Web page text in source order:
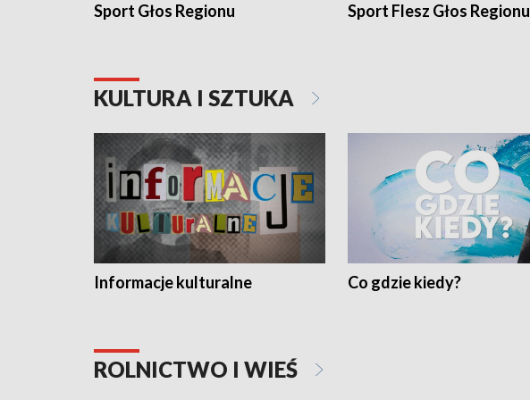
Sport Głos Regionu Sport Flesz Głos Regionu
KULTURA I SZTUKA
Informacje kulturalne Co gdzie kiedy?
ROLNICTWO I WIEŚ